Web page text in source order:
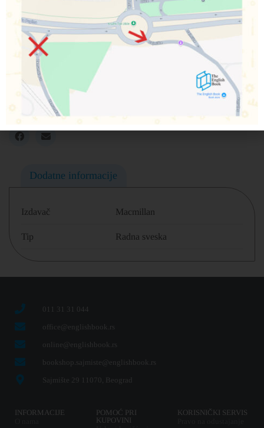
Šifra proizvoda:
100,00RSD
Nema na zalihama
Obavesti me o dostupnosti proizvoda
Podeli na društvenim mrežama
Dodatne informacije
Izdavač Macmillan
Tip Radna sveska
011 31 31 044
office@englishbook.rs
online@englishbook.rs
bookshop.sajmiste@englishbook.rs
Sajmište 29 11070, Beograd
INFORMACIJE
POMOĆ PRI
KUPOVINI
KORISNIČKI SERVIS